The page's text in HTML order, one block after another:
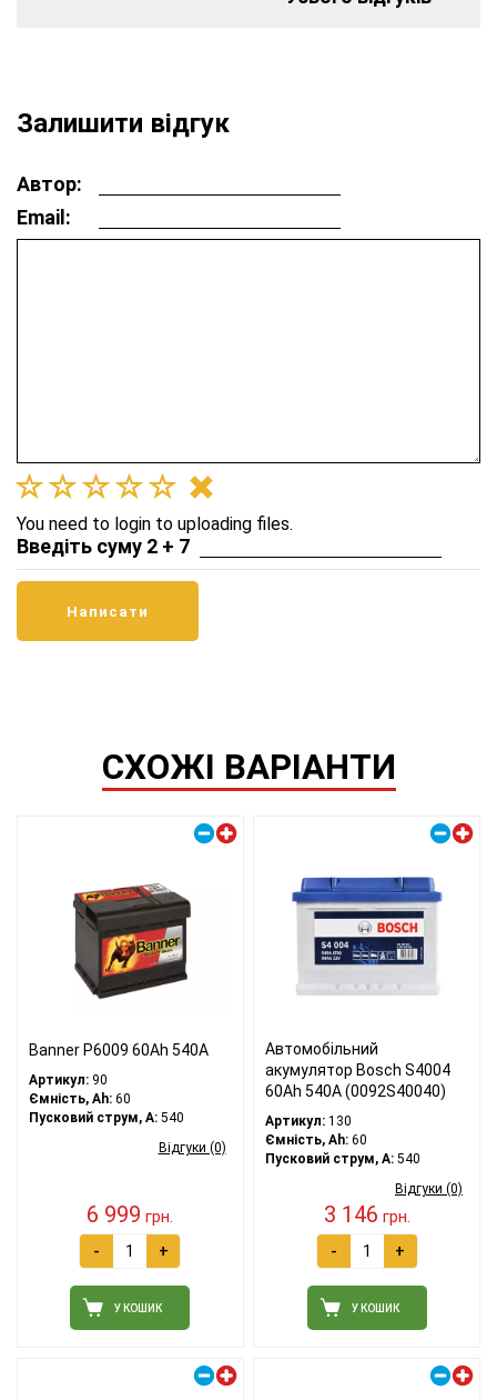
Залишити відгук
Автор:
Email:
You need to login to uploading files.
Введіть суму 2 + 7
СХОЖІ ВАРІАНТИ
Banner P6009 60Ah 540A
Артикул: 90
Ємність, Ah: 60
Пусковий струм, A: 540
Відгуки (0)
6 999 грн.
- +
У КОШИК
Автомобільний
акумулятор Bosch S4004
60Ah 540A (0092S40040)
Артикул: 130
Ємність, Ah: 60
Пусковий струм, A: 540
Відгуки (0)
3 146 грн.
- +
У КОШИК